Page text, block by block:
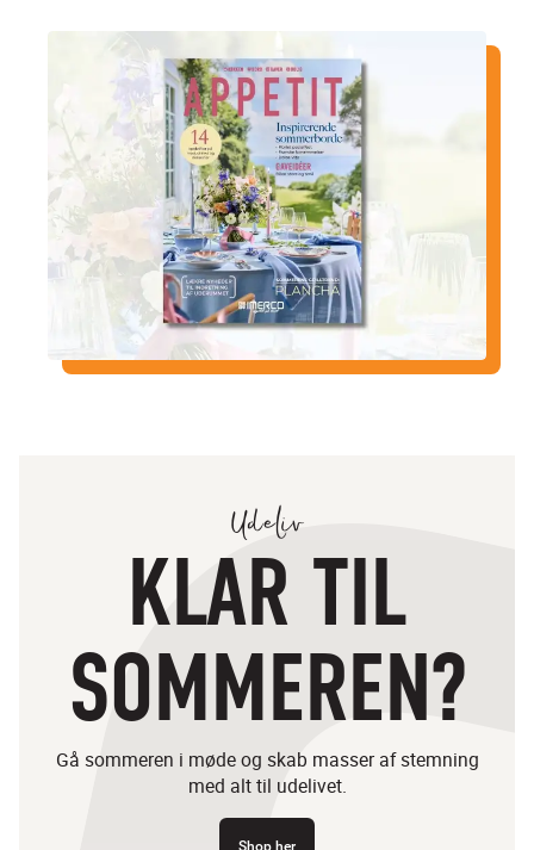
Udeliv
KLAR TIL
SOMMEREN?
Gå sommeren i møde og skab masser af stemning
med alt til udelivet.
Shop her